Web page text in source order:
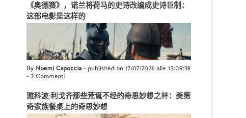
《奥德赛》，诺兰将荷马的史诗改编成史诗巨制：
这部电影是这样的
By Noemi Capoccia - published on 17/07/2026 alle 15:09:39
- 2 Commenti
雅科波·利戈齐那些荒诞不经的奇思妙想之杯：美第
奇家族餐桌上的奇思妙想